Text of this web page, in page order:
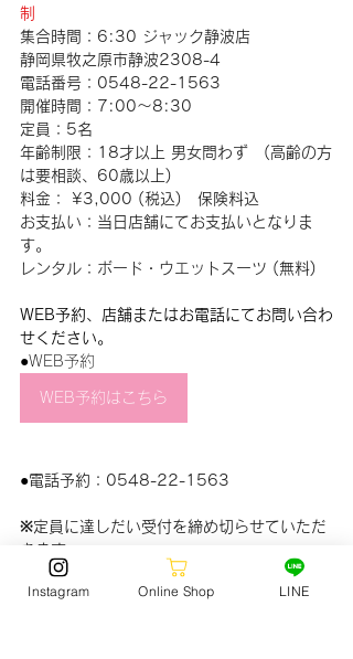
制
集合時間：6:30 ジャック静波店
静岡県牧之原市静波2308-4
電話番号：0548-22-1563
開催時間：7:00〜8:30
定員：5名
年齢制限：18才以上 男女問わず　(高齢の方
は要相談、60歳以上)
料金： ¥3,000 (税込)　保険料込
お支払い：当日店舗にてお支払いとなりま
す。
レンタル：ボード・ウエットスーツ (無料)
WEB予約、店舗またはお電話にてお問い合わ
せください。
●WEB予約
WEB予約はこちら
●電話予約：0548-22-1563
※定員に達しだい受付を締め切らせていただ
きます。
※雨天決行、台風などコンディションにより
中止する場合もあります。
Instagram Online Shop LINE